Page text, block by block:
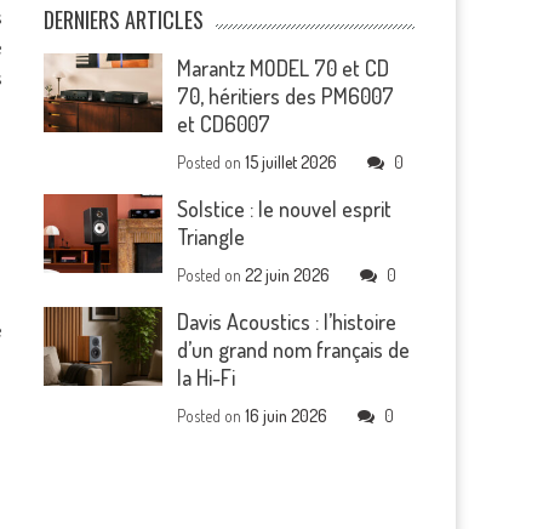
DERNIERS ARTICLES
Marantz MODEL 70 et CD
70, héritiers des PM6007
et CD6007
Posted on15 juillet 2026 0
Solstice : le nouvel esprit
Triangle
Posted on22 juin 2026 0
Davis Acoustics : l’histoire
d’un grand nom français de
la Hi-Fi
Posted on16 juin 2026 0